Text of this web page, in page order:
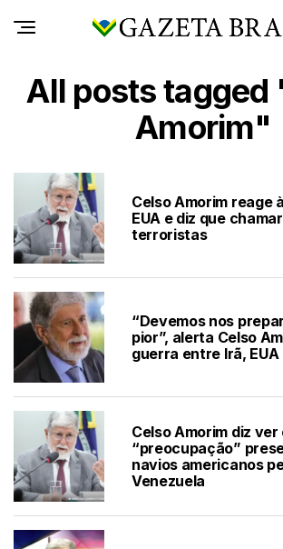
All posts tagged
Amorim"
Celso Amorim reage
EUA e diz que
terroristas
“Devemos nos
pior”, alerta Celso
guerra entre Irã, EUA
Celso Amorim diz ver
“preocupação”
navios americanos
Venezuela